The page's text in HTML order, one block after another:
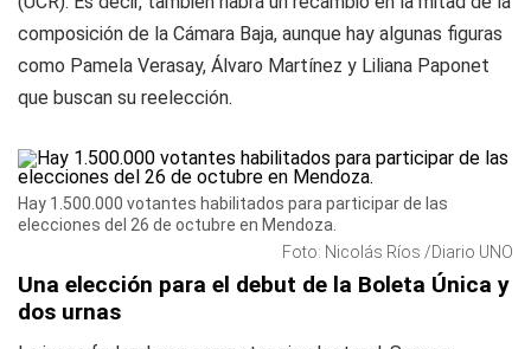
composición de la Cámara Baja, aunque hay algunas figuras
como Pamela Verasay, Álvaro Martínez y Liliana Paponet
que buscan su reelección.
Hay 1.500.000 votantes habilitados para participar de las
elecciones del 26 de octubre en Mendoza.
Foto: Nicolás Ríos /Diario UNO
Una elección para el debut de la Boleta Única y
dos urnas